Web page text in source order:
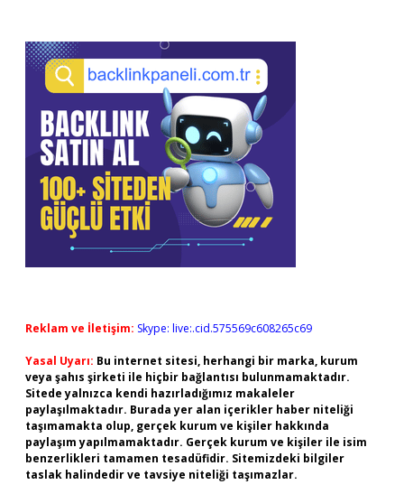
Reklam ve İletişim: Skype: live:.cid.575569c608265c69
Yasal Uyarı: Bu internet sitesi, herhangi bir marka, kurum
veya şahıs şirketi ile hiçbir bağlantısı bulunmamaktadır.
Sitede yalnızca kendi hazırladığımız makaleler
paylaşılmaktadır. Burada yer alan içerikler haber niteliği
taşımamakta olup, gerçek kurum ve kişiler hakkında
paylaşım yapılmamaktadır. Gerçek kurum ve kişiler ile isim
benzerlikleri tamamen tesadüfidir. Sitemizdeki bilgiler
taslak halindedir ve tavsiye niteliği taşımazlar.